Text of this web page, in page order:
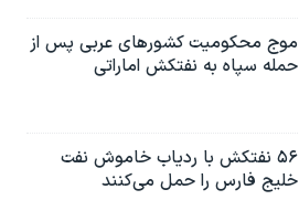
موج محکومیت کشورهای عربی پس از
حمله سپاه به نفتکش اماراتی
۵۶ نفتکش با ردیاب خاموش نفت
خلیج فارس را حمل می‌کنند